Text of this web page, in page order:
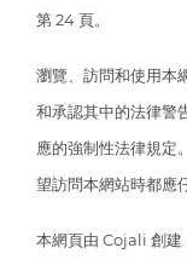
第 24 頁。
瀏覽、訪問和使用本
和承認其中的法律警
應的強制性法律規定
望訪問本網站時都應
本網頁由 Cojali 創建